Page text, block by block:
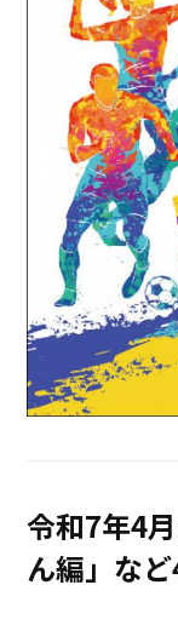
令和7年4
ん編」な